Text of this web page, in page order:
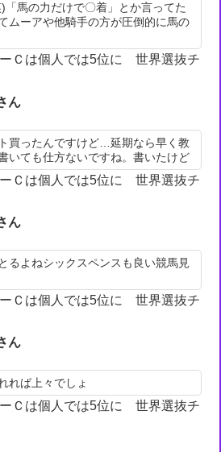
「馬の力だけで〇着」とか言ってた
ムーアや他騎手の方が圧倒的に馬の
ーＣは個人では5位に 世界選抜チ
ん
買ったんですけど…延期なら早く教
いても仕方ないですね。書いたけど
ーＣは個人では5位に 世界選抜チ
ん
るよねシックスペンスも良い競馬見
ーＣは個人では5位に 世界選抜チ
ん
れば上々でしょ
ーＣは個人では5位に 世界選抜チ